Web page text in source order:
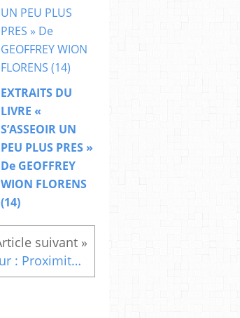
EXTRAITS DU
LIVRE «
S’ASSEOIR UN
PEU PLUS PRES »
De GEOFFREY
WION FLORENS
(14)
Poémes d'amour : Proximité de l'être aimé